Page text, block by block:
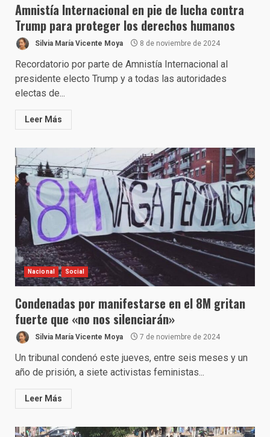
Amnistía Internacional en pie de lucha contra
Trump para proteger los derechos humanos
Silvia María Vicente Moya 8 de noviembre de 2024
Recordatorio por parte de Amnistía Internacional al
presidente electo Trump y a todas las autoridades
electas de...
Leer Más
Nacional Social
Condenadas por manifestarse en el 8M gritan
fuerte que «no nos silenciarán»
Silvia María Vicente Moya 7 de noviembre de 2024
Un tribunal condenó este jueves, entre seis meses y un
año de prisión, a siete activistas feministas...
Leer Más